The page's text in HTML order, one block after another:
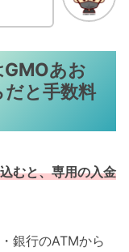
あお
と手数料
むと、専用の入金
銀行のATMから